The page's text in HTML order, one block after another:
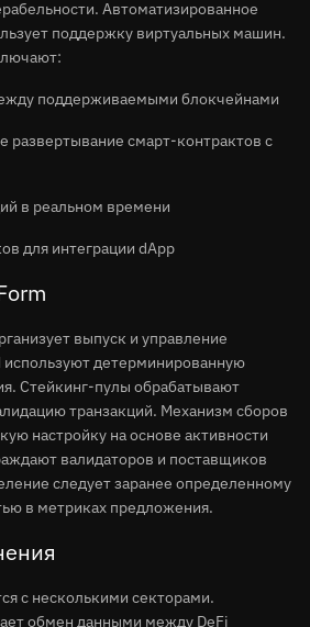
Автоматизированное
поддержку виртуальных машин.
поддерживаемыми блокчейнами
развертывание смарт-контрактов с
в реальном времени
для интеграции dApp
выпуск и управление
детерминированную
Стейкинг-пулы обрабатывают
транзакций. Механизм сборов
настройку на основе активности
валидаторов и поставщиков
следует заранее определенному
в метриках предложения.
с несколькими секторами.
обмен данными между DeFi